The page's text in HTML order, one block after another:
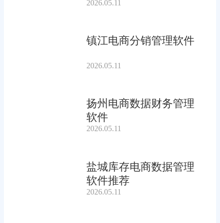
2026.05.11
镇江电商分销管理软件
2026.05.11
扬州电商数据财务管理
软件
2026.05.11
盐城库存电商数据管理
软件推荐
2026.05.11